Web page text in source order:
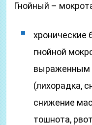
Гнойный –
хронические
гнойной
выраженным
(лихорадка,
снижение
тошнота,